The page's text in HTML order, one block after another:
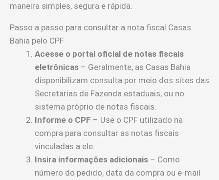
maneira simples, segura e rápida.
Passo a passo para consultar a nota fiscal Casas
Bahia pelo CPF
Acesse o portal oficial de notas fiscais
eletrônicas – Geralmente, as Casas Bahia
disponibilizam consulta por meio dos sites das
Secretarias de Fazenda estaduais, ou no
sistema próprio de notas fiscais.
Informe o CPF – Use o CPF utilizado na
compra para consultar as notas fiscais
vinculadas a ele.
Insira informações adicionais – Como
número do pedido, data da compra ou e-mail